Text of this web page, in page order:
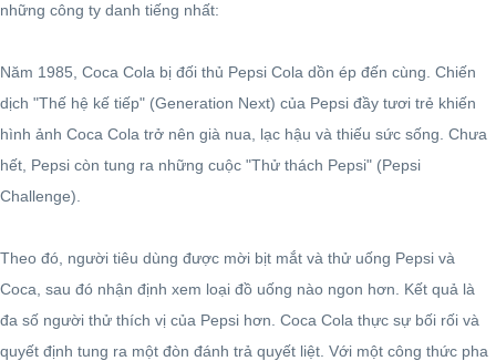
những công ty danh tiếng nhất:
Năm 1985, Coca Cola bị đối thủ Pepsi Cola dồn ép đến cùng. Chiến
dịch "Thế hệ kế tiếp" (Generation Next) của Pepsi đầy tươi trẻ khiến
hình ảnh Coca Cola trở nên già nua, lạc hậu và thiếu sức sống. Chưa
hết, Pepsi còn tung ra những cuộc "Thử thách Pepsi" (Pepsi
Challenge).
Theo đó, người tiêu dùng được mời bịt mắt và thử uống Pepsi và
Coca, sau đó nhận định xem loại đồ uống nào ngon hơn. Kết quả là
đa số người thử thích vị của Pepsi hơn. Coca Cola thực sự bối rối và
quyết định tung ra một đòn đánh trả quyết liệt. Với một công thức pha